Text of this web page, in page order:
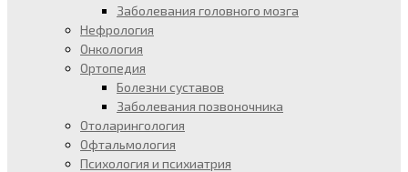
Заболевания головного мозга
Нефрология
Онкология
Ортопедия
Болезни суставов
Заболевания позвоночника
Отоларингология
Офтальмология
Психология и психиатрия